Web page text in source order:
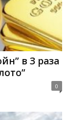
в З paзa
0